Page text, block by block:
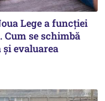
Lege a funcției
Cum se schimbă
evaluarea